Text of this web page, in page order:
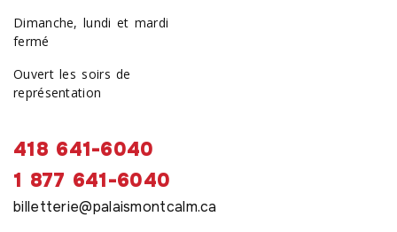
Dimanche, lundi et mardi
fermé
Ouvert les soirs de
représentation
418 641-6040
1 877 641-6040
billetterie@palaismontcalm.ca